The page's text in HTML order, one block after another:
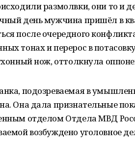
размолвки, они то и
день мужчина пришёл в
после очередного
тонах и перерос в
нож, оттолкнула
подозреваемая в
Она дала признательные
отделом Отдела МВД
возбуждено уголовное